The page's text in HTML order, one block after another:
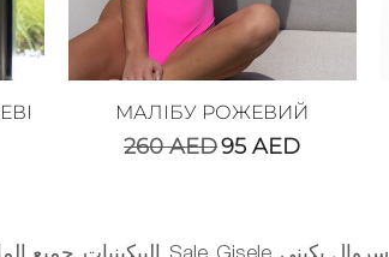
МАЛІБУ РОЖЕВИЙ
260AED95AED